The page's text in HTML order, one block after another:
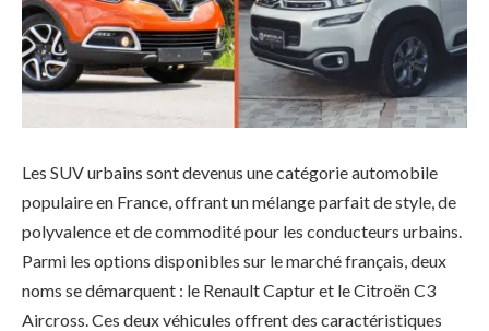
Les SUV urbains sont devenus une catégorie automobile
populaire en France, offrant un mélange parfait de style, de
polyvalence et de commodité pour les conducteurs urbains.
Parmi les options disponibles sur le marché français, deux
noms se démarquent : le Renault Captur et le Citroën C3
Aircross. Ces deux véhicules offrent des caractéristiques